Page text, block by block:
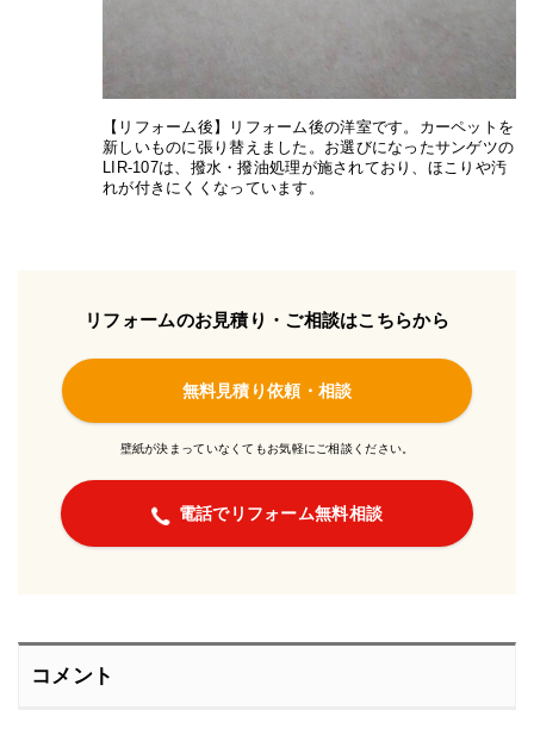
【リフォーム後】リフォーム後の洋室です。カーペットを
新しいものに張り替えました。お選びになったサンゲツの
LIR-107は、撥水・撥油処理が施されており、ほこりや汚
れが付きにくくなっています。
リフォームのお見積り・ご相談はこちらから
無料見積り依頼・相談
壁紙が決まっていなくてもお気軽にご相談ください。
電話でリフォーム無料相談
コメント